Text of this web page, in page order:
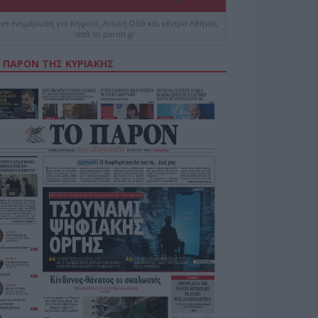
ενημέρωση για Κηφισό, Αττική Οδό και κέντρο Αθήνας
από το paron.gr
ΤΗΣ ΚΥΡΙΑΚΗΣ